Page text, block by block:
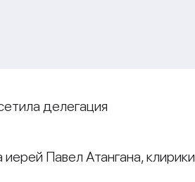
делегация
Павел Атангана, клирики